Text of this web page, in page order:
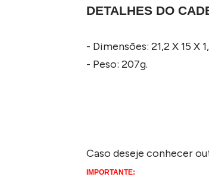
DETALHES DO
- Dimensões: 21,2 X 15 X
- Peso: 207g.
Caso deseje conhecer
IMPORTANTE: